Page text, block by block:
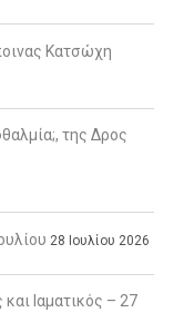
Κατσώχη
της Δρος
28 Ιουλίου 2026
Ιαματικός – 27